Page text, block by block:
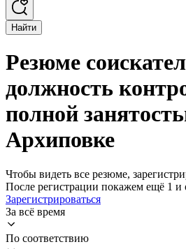
Найти
Резюме
должность
полной
Архиповке
Чтобы видеть все резюме,
После регистрации покажем ещё 1 и
Зарегистрироваться
За всё время
По соответствию